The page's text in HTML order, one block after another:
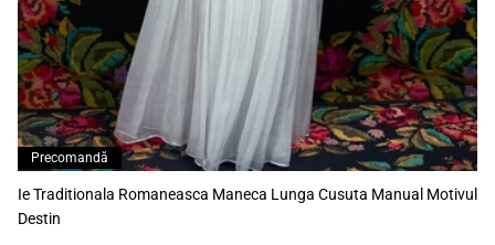
Precomandă
Ie Traditionala Romaneasca Maneca Lunga Cusuta Manual Motivul
Destin